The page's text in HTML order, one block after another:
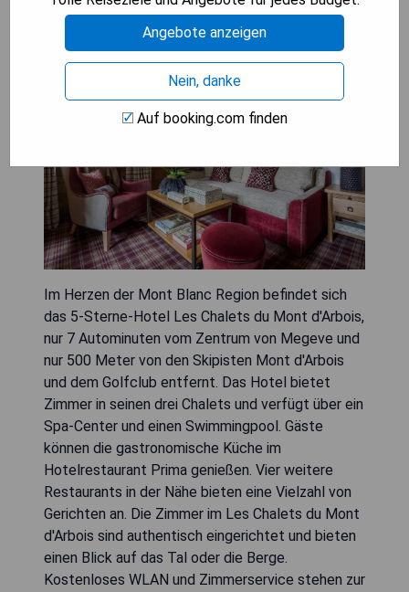
Megeve
Im Herzen der Mont Blanc Region befindet sich
das 5-Sterne-Hotel Les Chalets du Mont d'Arbois,
nur 7 Autominuten vom Zentrum von Megeve und
nur 500 Meter von den Skipisten Mont d'Arbois
und dem Golfclub entfernt. Das Hotel bietet
Zimmer in seinen drei Chalets und verfügt über ein
Spa-Center und einen Swimmingpool. Gäste
können die gastronomische Küche im
Hotelrestaurant Prima genießen. Vier weitere
Restaurants in der Nähe bieten eine Vielzahl von
Gerichten an. Die Zimmer im Les Chalets du Mont
d'Arbois sind authentisch eingerichtet und bieten
einen Blick auf das Tal oder die Berge.
Kostenloses WLAN und Zimmerservice stehen zur
Angebote anzeigen
Nein, danke
Auf booking.com finden